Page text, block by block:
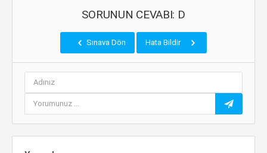
SORUNUN CEVABI: D
Sınava Dön Hata Bildir